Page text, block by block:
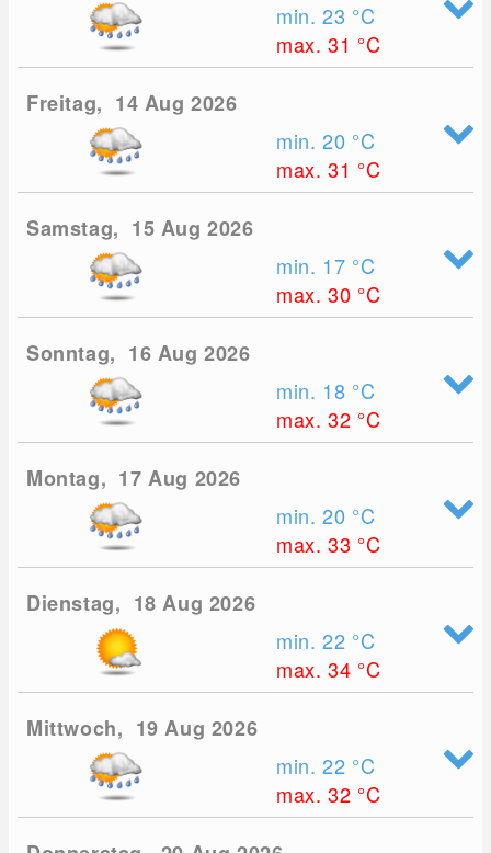
min. 23 °C
max. 31 °C
Freitag, 14 Aug 2026
min. 20 °C
max. 31 °C
Samstag, 15 Aug 2026
min. 17 °C
max. 30 °C
Sonntag, 16 Aug 2026
min. 18 °C
max. 32 °C
Montag, 17 Aug 2026
min. 20 °C
max. 33 °C
Dienstag, 18 Aug 2026
min. 22 °C
max. 34 °C
Mittwoch, 19 Aug 2026
min. 22 °C
max. 32 °C